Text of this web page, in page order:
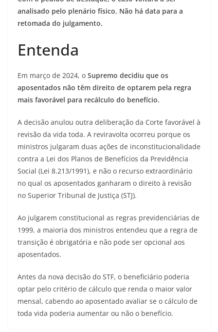
analisado pelo plenário físico. Não há data para a
retomada do julgamento.
Entenda
Em março de 2024, o Supremo decidiu que os
aposentados não têm direito de optarem pela regra
mais favorável para recálculo do benefício.
A decisão anulou outra deliberação da Corte favorável à
revisão da vida toda. A reviravolta ocorreu porque os
ministros julgaram duas ações de inconstitucionalidade
contra a Lei dos Planos de Benefícios da Previdência
Social (Lei 8.213/1991), e não o recurso extraordinário
no qual os aposentados ganharam o direito à revisão
no Superior Tribunal de Justiça (STJ).
Ao julgarem constitucional as regras previdenciárias de
1999, a maioria dos ministros entendeu que a regra de
transição é obrigatória e não pode ser opcional aos
aposentados.
Antes da nova decisão do STF, o beneficiário poderia
optar pelo critério de cálculo que renda o maior valor
mensal, cabendo ao aposentado avaliar se o cálculo de
toda vida poderia aumentar ou não o benefício.